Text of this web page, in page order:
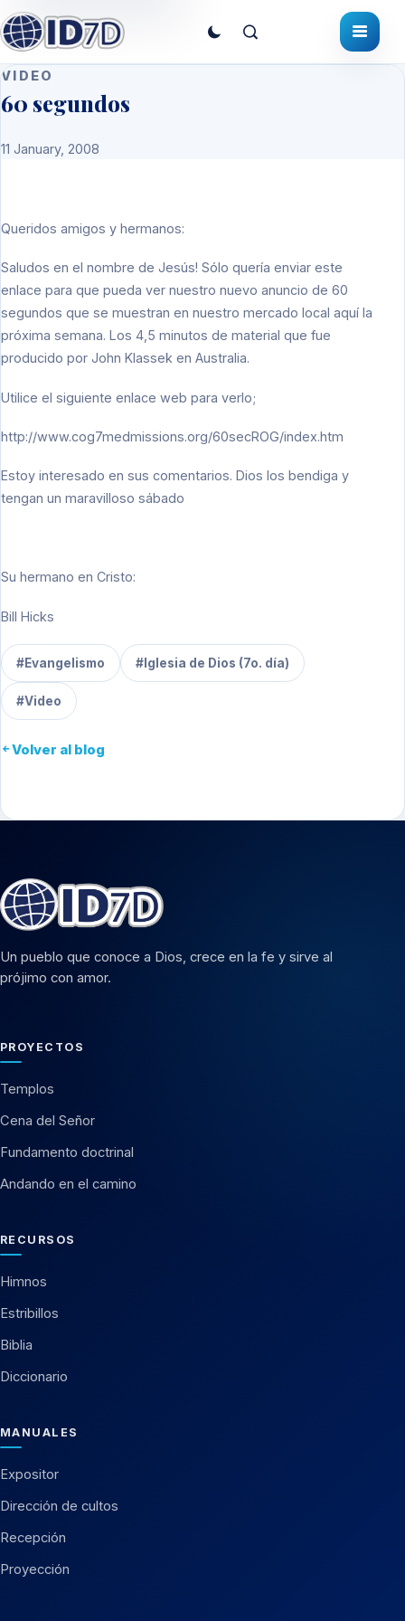
VIDEO
60 segundos
11 January, 2008
Queridos amigos y hermanos:
Saludos en el nombre de Jesús! Sólo quería enviar este
enlace para que pueda ver nuestro nuevo anuncio de 60
segundos que se muestran en nuestro mercado local aquí la
próxima semana. Los 4,5 minutos de material que fue
producido por John Klassek en Australia.
Utilice el siguiente enlace web para verlo;
http://www.cog7medmissions.org/60secROG/index.htm
Estoy interesado en sus comentarios. Dios los bendiga y
tengan un maravilloso sábado
Su hermano en Cristo:
Bill Hicks
#Evangelismo #Iglesia de Dios (7o. día)
#Video
Volver al blog
Un pueblo que conoce a Dios, crece en la fe y sirve al
prójimo con amor.
PROYECTOS
Templos
Cena del Señor
Fundamento doctrinal
Andando en el camino
RECURSOS
Himnos
Estribillos
Biblia
Diccionario
MANUALES
Expositor
Dirección de cultos
Recepción
Proyección